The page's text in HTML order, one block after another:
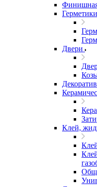
Финишная
Герметики
Двери
Клей,